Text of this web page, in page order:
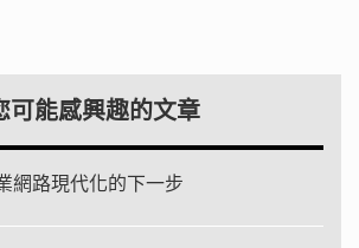
可能感興趣的文章
網路現代化的下一步